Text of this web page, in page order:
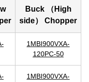
Buck （High
side） Chopper
1MBI900VXA-
120PC-50
1MBI900VXA-